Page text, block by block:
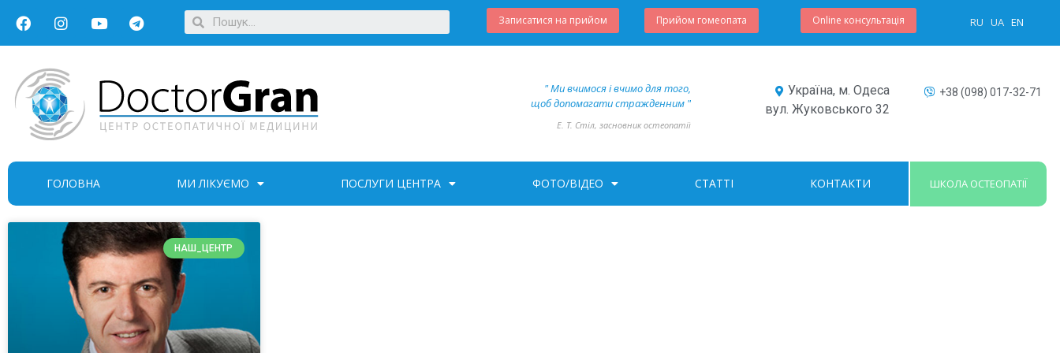
Записатися на прийом Прийом гомеопата Online консультація RU UA EN
" Ми вчимося і вчимо для того,
щоб допомагати стражденним "
Е. Т. Стіл, засновник остеопатії
Україна, м. Одеса
вул. Жуковського 32
+38 (098) 017-32-71
ГОЛОВНА МИ ЛІКУЄМО ПОСЛУГИ ЦЕНТРА ФОТО/ВІДЕО СТАТТІ КОНТАКТИ ШКОЛА ОСТЕОПАТІЇ
НАШ_ЦЕНТР